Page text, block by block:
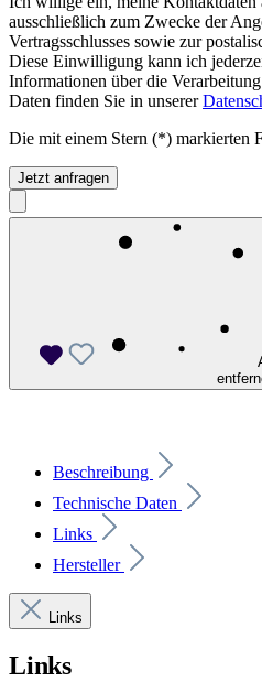
ausschließlich zum Zwecke der
Vertragsschlusses sowie zur
Diese Einwilligung kann ich
Informationen über die
Daten finden Sie in unserer
Die mit einem Stern (*) markierten
Jetzt anfragen
Beschreibung
Technische Daten
Links
Hersteller
Links
Links